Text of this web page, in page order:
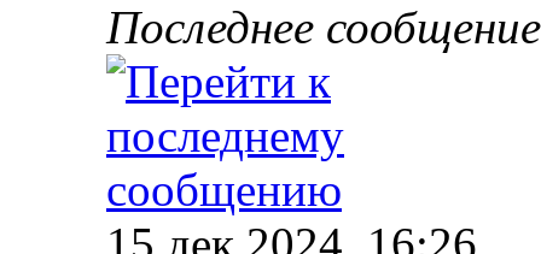
Последнее сообщение